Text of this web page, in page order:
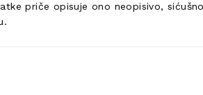
priče opisuje ono neopisivo,